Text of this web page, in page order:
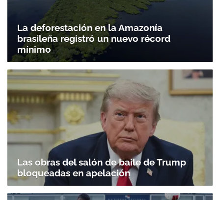
Gracias por suscribirte a nuestro boletín.
ACEPTAR
La deforestación en la Amazonía
brasileña registró un nuevo récord
mínimo
Las obras del salón de baile de Trump
bloqueadas en apelación